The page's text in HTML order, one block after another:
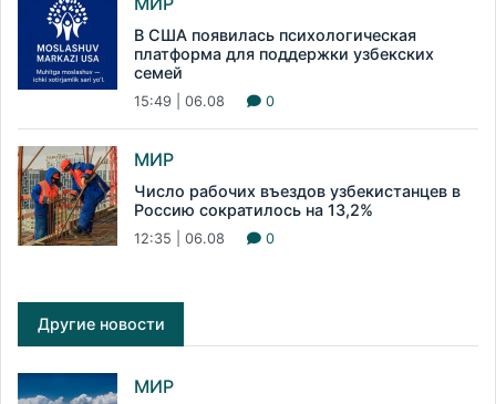
В США появилась психологическая
платформа для поддержки узбекских
семей
15:49 | 06.08 0
МИР
Число рабочих въездов узбекистанцев в
Россию сократилось на 13,2%
12:35 | 06.08 0
Другие новости
МИР